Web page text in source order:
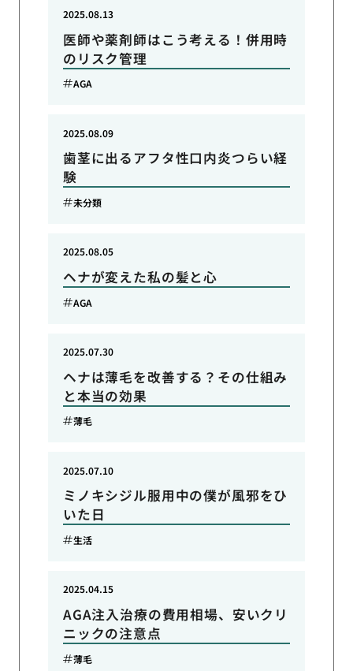
医師や薬剤師はこう考える！併用時
のリスク管理
2025.08.13
AGA
歯茎に出るアフタ性口内炎つらい経
験
2025.08.09
未分類
ヘナが変えた私の髪と心
2025.08.05
AGA
ヘナは薄毛を改善する？その仕組み
と本当の効果
2025.07.30
薄毛
ミノキシジル服用中の僕が風邪をひ
いた日
2025.07.10
生活
AGA注入治療の費用相場、安いクリ
ニックの注意点
2025.04.15
薄毛